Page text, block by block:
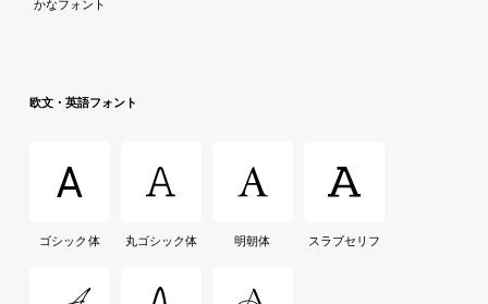
かなフォント
欧文・英語フォント
ゴシック体 丸ゴシック体 明朝体 スラブセリフ